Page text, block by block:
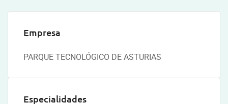
Empresa
PARQUE TECNOLÓGICO DE ASTURIAS
Especialidades